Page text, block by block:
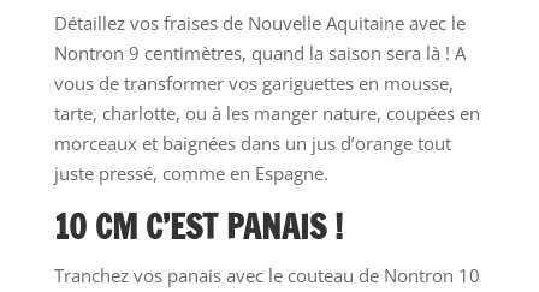
Détaillez vos fraises de Nouvelle Aquitaine avec le
Nontron 9 centimètres, quand la saison sera là ! A
vous de transformer vos gariguettes en mousse,
tarte, charlotte, ou à les manger nature, coupées en
morceaux et baignées dans un jus d’orange tout
juste pressé, comme en Espagne.
10 CM C’EST PANAIS !
Tranchez vos panais avec le couteau de Nontron 10